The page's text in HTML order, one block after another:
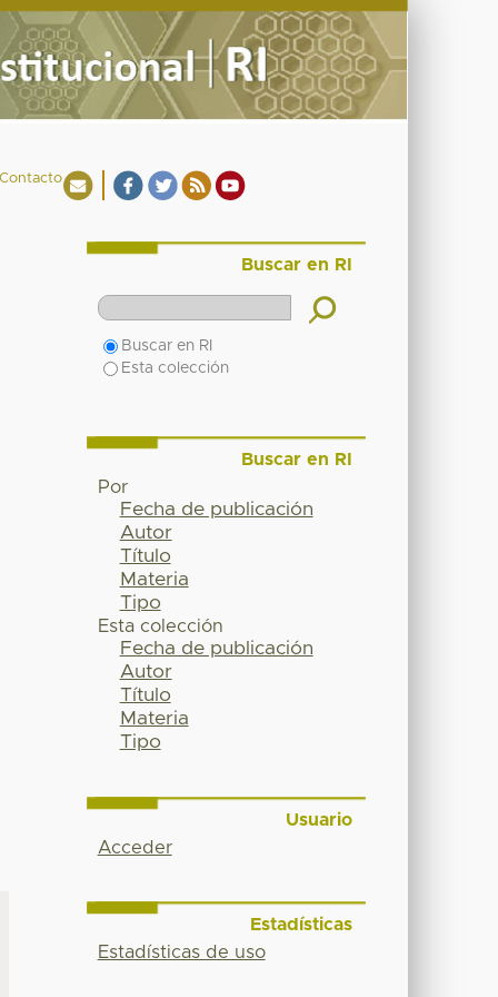
Contacto
Buscar en RI
Buscar en RI
Esta colección
Buscar en RI
Por
Fecha de publicación
Autor
Título
Materia
Tipo
Esta colección
Fecha de publicación
Autor
Título
Materia
Tipo
Usuario
Acceder
Estadísticas
Estadísticas de uso